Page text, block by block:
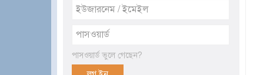
পাসওয়ার্ড ভুলে গেছেন?